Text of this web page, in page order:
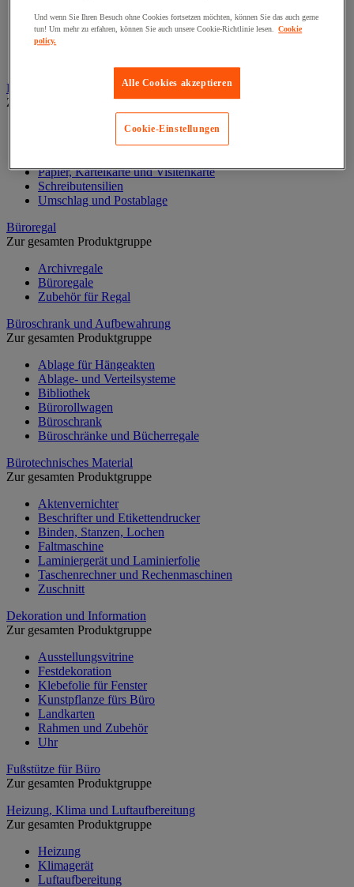
Anti-Ermüdungsmatte für Büroräume
Bodenschutzmatte
Gittermatte für Gemeinschaftsräume
Büromaterial und Büromöbel
Zur gesamten Produktgruppe
Heft, Block und Post-it®
Kalender und Schreibunterlage
Papier, Karteikarte und Visitenkarte
Schreibutensilien
Umschlag und Postablage
Büroregal
Zur gesamten Produktgruppe
Archivregale
Büroregale
Zubehör für Regal
Büroschrank und Aufbewahrung
Zur gesamten Produktgruppe
Ablage für Hängeakten
Ablage- und Verteilsysteme
Bibliothek
Bürorollwagen
Büroschrank
Büroschränke und Bücherregale
Bürotechnisches Material
Zur gesamten Produktgruppe
Aktenvernichter
Beschrifter und Etikettendrucker
Binden, Stanzen, Lochen
Faltmaschine
Laminiergerät und Laminierfolie
Taschenrechner und Rechenmaschinen
Zuschnitt
Dekoration und Information
Zur gesamten Produktgruppe
Ausstellungsvitrine
Festdekoration
Klebefolie für Fenster
Kunstpflanze fürs Büro
Landkarten
Rahmen und Zubehör
Uhr
Fußstütze für Büro
Zur gesamten Produktgruppe
Heizung, Klima und Luftaufbereitung
Zur gesamten Produktgruppe
Heizung
Klimagerät
Luftaufbereitung
Und wenn Sie Ihren Besuch ohne Cookies fortsetzen möchten, können Sie das auch gerne
tun! Um mehr zu erfahren, können Sie auch unsere Cookie-Richtlinie lesen.
Cookie
policy.
Alle Cookies akzeptieren
Cookie-Einstellungen